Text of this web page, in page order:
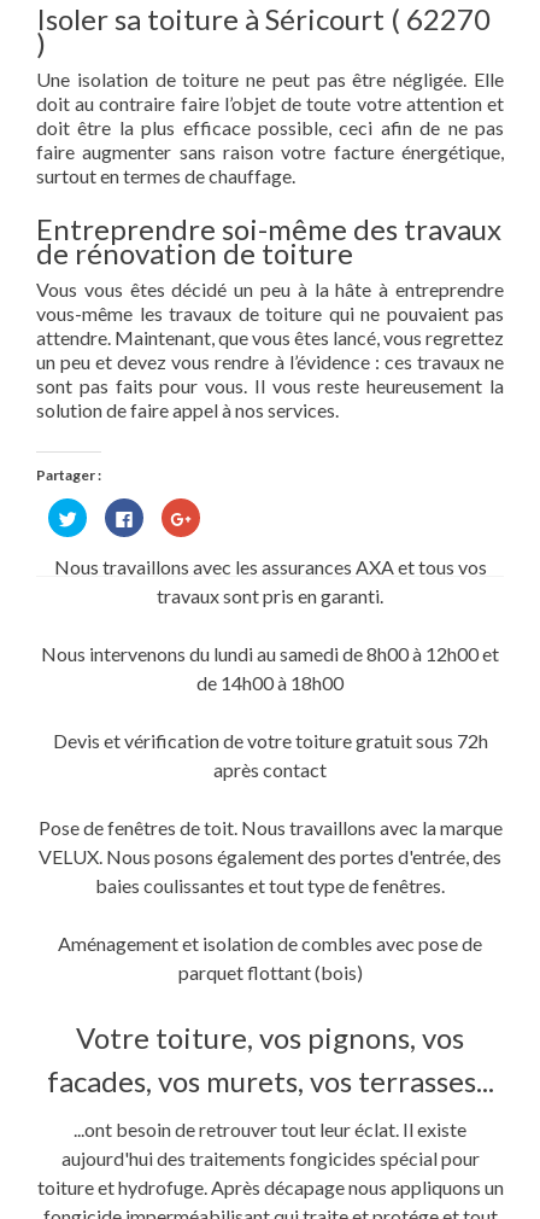
Isoler sa toiture à Séricourt ( 62270
)
Une isolation de toiture ne peut pas être négligée. Elle
doit au contraire faire l’objet de toute votre attention et
doit être la plus efficace possible, ceci afin de ne pas
faire augmenter sans raison votre facture énergétique,
surtout en termes de chauffage.
Entreprendre soi-même des travaux
de rénovation de toiture
Vous vous êtes décidé un peu à la hâte à entreprendre
vous-même les travaux de toiture qui ne pouvaient pas
attendre. Maintenant, que vous êtes lancé, vous regrettez
un peu et devez vous rendre à l’évidence : ces travaux ne
sont pas faits pour vous. Il vous reste heureusement la
solution de faire appel à nos services.
Partager :
Cliquez
pour
partager
Twitter(ouvre
Cliquez
pour
partager
sur
Facebook(ouvre
dans
une
Cliquez
pour
Google+
dans
fenêtre)
Nous travaillons avec les assurances AXA et tous vos
travaux sont pris en garanti.
Nous intervenons du lundi au samedi de 8h00 à 12h00 et
de 14h00 à 18h00
Devis et vérification de votre toiture gratuit sous 72h
après contact
Pose de fenêtres de toit. Nous travaillons avec la marque
VELUX. Nous posons également des portes d'entrée, des
baies coulissantes et tout type de fenêtres.
Aménagement et isolation de combles avec pose de
parquet flottant (bois)
Votre toiture, vos pignons, vos
facades, vos murets, vos terrasses...
...ont besoin de retrouver tout leur éclat. Il existe
aujourd'hui des traitements fongicides spécial pour
toiture et hydrofuge. Après décapage nous appliquons un